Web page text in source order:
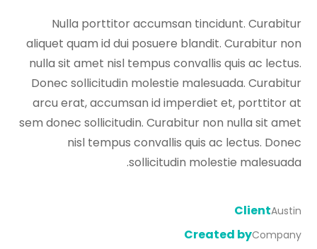
Nulla porttitor accumsan tincidunt. Curabitur
aliquet quam id dui posuere blandit. Curabitur non
nulla sit amet nisl tempus convallis quis ac lectus.
Donec sollicitudin molestie malesuada. Curabitur
arcu erat, accumsan id imperdiet et, porttitor at
sem donec sollicitudin. Curabitur non nulla sit amet
nisl tempus convallis quis ac lectus. Donec
sollicitudin molestie malesuada.
ClientAustin
Created byCompany